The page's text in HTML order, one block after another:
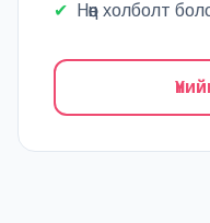
✔ Нөөц холболт